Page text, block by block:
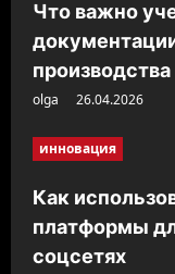
Что важно
производства
olga 26.04.2026
инновация
Как
платформы
соцсетях